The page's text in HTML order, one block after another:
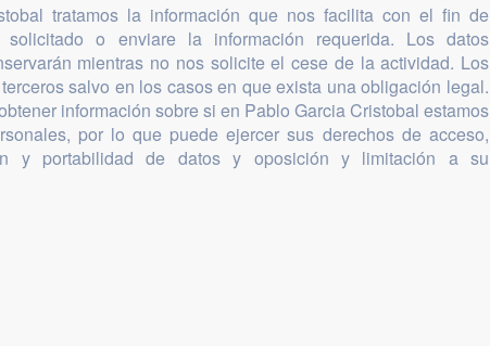
tratamos la información que nos facilita con el fin de
solicitado o enviare la información requerida. Los datos
mientras no nos solicite el cese de la actividad. Los
salvo en los casos en que exista una obligación legal.
información sobre si en Pablo Garcia Cristobal estamos
por lo que puede ejercer sus derechos de acceso,
y portabilidad de datos y oposición y limitación a su